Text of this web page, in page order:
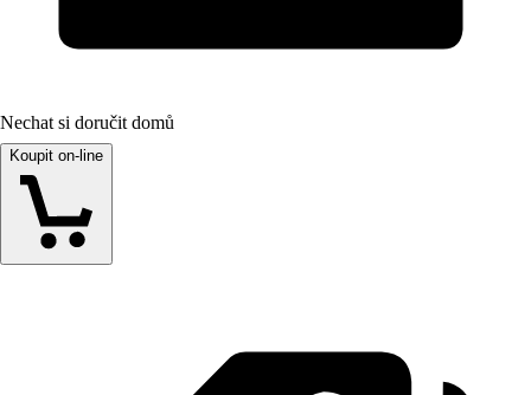
Nechat si doručit domů
Koupit on-line